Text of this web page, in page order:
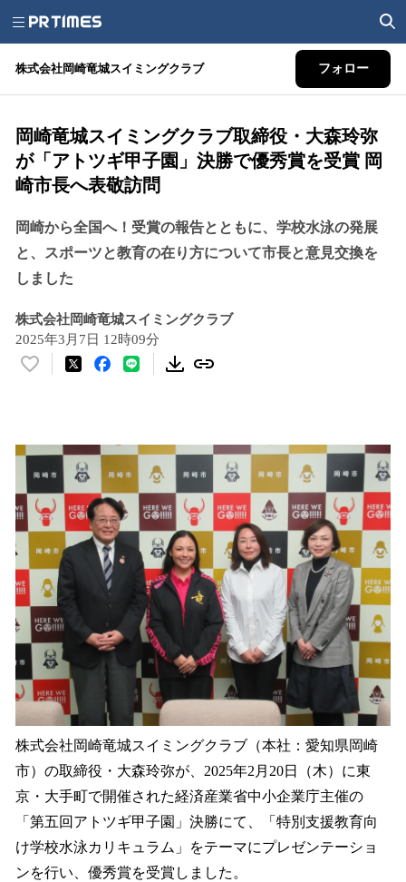
株式会社岡崎竜城スイミングクラブ フォロー
岡崎竜城スイミングクラブ取締役・大森玲弥
が「アトツギ甲子園」決勝で優秀賞を受賞 岡
崎市長へ表敬訪問
岡崎から全国へ！受賞の報告とともに、学校水泳の発展
と、スポーツと教育の在り方について市長と意見交換を
しました
株式会社岡崎竜城スイミングクラブ
2025年3月7日 12時09分
い
数
み
込
み
中
で
す
株式会社岡崎竜城スイミングクラブ（本社：愛知県岡崎
市）の取締役・大森玲弥が、2025年2月20日（木）に東
京・大手町で開催された経済産業省中小企業庁主催の
「第五回アトツギ甲子園」決勝にて、「特別支援教育向
け学校水泳カリキュラム」をテーマにプレゼンテーショ
ンを行い、優秀賞を受賞しました。